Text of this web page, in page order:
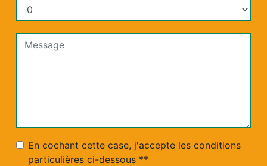
En cochant cette case, j'accepte les conditions
particulières ci-dessous **